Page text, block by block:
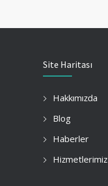
Site Haritası
Hakkımızda
Blog
Haberler
Hizmetlerimiz